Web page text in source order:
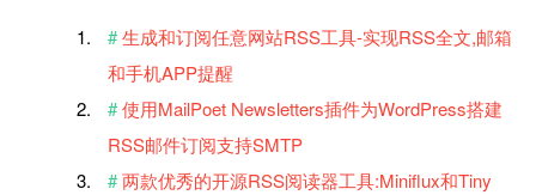
生成和订阅任意网站RSS工具-实现RSS全文,邮箱
和手机APP提醒
使用MailPoet Newsletters插件为WordPress搭建
RSS邮件订阅支持SMTP
两款优秀的开源RSS阅读器工具:Miniflux和Tiny